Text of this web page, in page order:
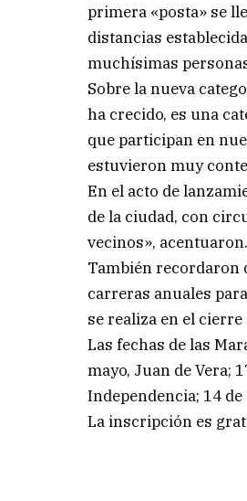
primera «posta» se
distancias
muchísimas
Sobre la nueva
ha crecido, es una
que participan en
estuvieron muy
En el acto de
de la ciudad, con
vecinos», acentuaron.
También recordaron
carreras anuales
se realiza en el
Las fechas de las
mayo, Juan de Vera;
Independencia; 14
La inscripción es